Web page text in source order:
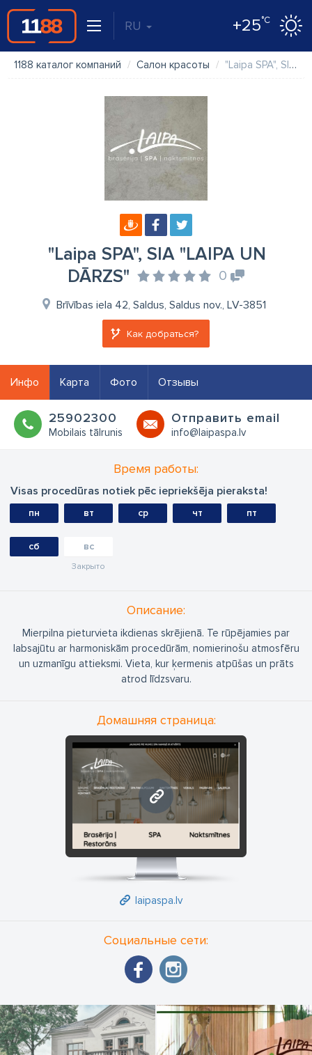
RU +25°C
1188 каталог компаний Салон красоты "Laipa SPA", SIA "LAIPA UN DĀRZS"
"Laipa SPA", SIA "LAIPA UN
DĀRZS"
0
Brīvības iela 42, Saldus, Saldus nov., LV-3851
Как добраться?
Инфо Карта Фото Отзывы
25902300
Mobilais tālrunis
Oтправить email
info@laipaspa.lv
Время работы:
Visas procedūras notiek pēc iepriekšēja pieraksta!
пн вт ср чт пт
сб вс
Закрыто
Oписание:
Mierpilna pieturvieta ikdienas skrējienā. Te rūpējamies par
labsajūtu ar harmoniskām procedūrām, nomierinošu atmosfēru
un uzmanīgu attieksmi. Vieta, kur ķermenis atpūšas un prāts
atrod līdzsvaru.
Домашняя страница:
laipaspa.lv
laipaspa.lv
Социальные сети: